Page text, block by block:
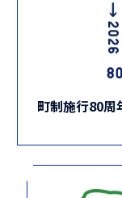
町制施行80周